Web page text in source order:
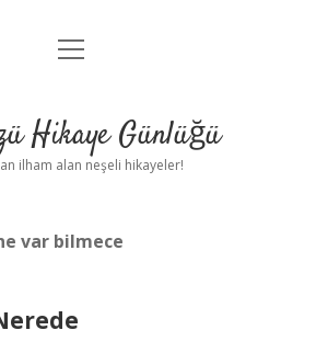
Anasayfa
Yasal Uyarı
menüyü
Hikaye Günlüğü
ilham alan neşeli hikayeler!
var bilmece